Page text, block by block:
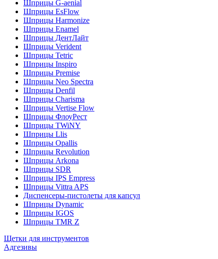
Шприцы G-aenial
Шприцы EsFlow
Шприцы Harmonize
Шприцы Enamel
Шприцы ДентЛайт
Шприцы Verident
Шприцы Tetric
Шприцы Inspiro
Шприцы Premise
Шприцы Neo Spectra
Шприцы Denfil
Шприцы Charisma
Шприцы Vertise Flow
Шприцы ФлоуРест
Шприцы TWiNY
Шприцы Llis
Шприцы Opallis
Шприцы Revolution
Шприцы Arkona
Шприцы SDR
Шприцы IPS Empress
Шприцы Vittra APS
Диспенсеры-пистолеты для капсул
Шприцы Dynamic
Шприцы IGOS
Шприцы TMR Z
Щетки для инструментов
Адгезивы